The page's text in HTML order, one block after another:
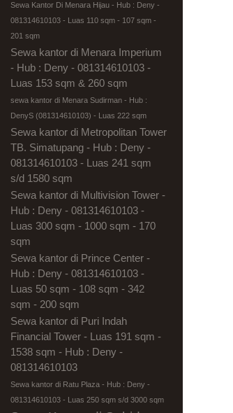
Sewa Kantor Di Menara Hijau - Hub : Deny -
081314610103 - Luas 110 sqm - 107 sqm -
201 sqm
Sewa kantor di Menara Imperium
- Hub : Deny - 081314610103 -
Luas 153 sqm & 260 sqm
sewa kantor di Menara Sudirman - Hub :
DenyS (081314610103) - Luas 222 sqm
Sewa kantor di Metropolitan Tower
TB. Simatupang - Hub : Deny -
081314610103 - Luas 241 sqm
s/d 1580 sqm
Sewa kantor di Multivision Tower -
Hub : Deny - 081314610103 -
Luas 300 sqm - 1000 sqm - 170
sqm
Sewa kantor di Prince Center -
Hub : Deny - 081314610103 -
Luas 50 sqm - 108 sqm - 342
sqm - 200 sqm
Sewa kantor di Puri Indah
Financial Tower - Luas 191 sqm -
1538 sqm - Hub : Deny -
081314610103
Sewa kantor di Ratu Plaza - Hub : Deny -
081314610103 - Luas 250 sqm s/d 3000 sqm